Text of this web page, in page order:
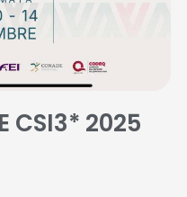
CSI3* 2025